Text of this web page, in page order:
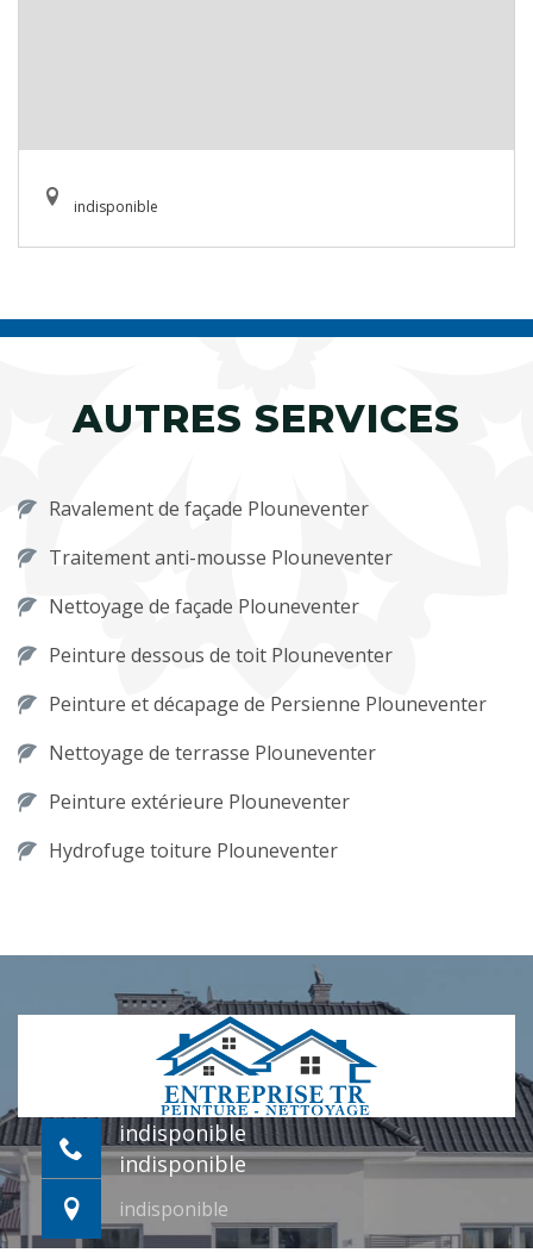
indisponible
AUTRES SERVICES
Ravalement de façade Plouneventer
Traitement anti-mousse Plouneventer
Nettoyage de façade Plouneventer
Peinture dessous de toit Plouneventer
Peinture et décapage de Persienne Plouneventer
Nettoyage de terrasse Plouneventer
Peinture extérieure Plouneventer
Hydrofuge toiture Plouneventer
indisponible
indisponible
indisponible